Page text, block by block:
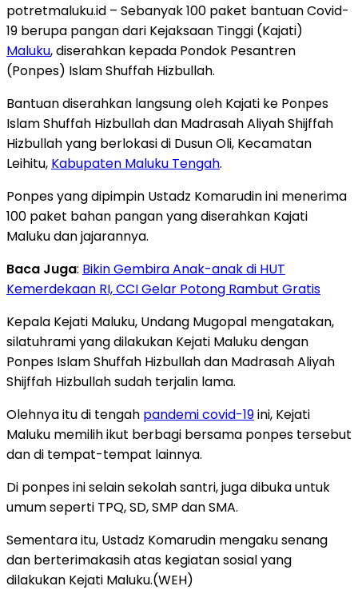
potretmaluku.id – Sebanyak 100 paket bantuan Covid-
19 berupa pangan dari Kejaksaan Tinggi (Kajati)
Maluku, diserahkan kepada Pondok Pesantren
(Ponpes) Islam Shuffah Hizbullah.
Bantuan diserahkan langsung oleh Kajati ke Ponpes
Islam Shuffah Hizbullah dan Madrasah Aliyah Shijffah
Hizbullah yang berlokasi di Dusun Oli, Kecamatan
Leihitu, Kabupaten Maluku Tengah.
Ponpes yang dipimpin Ustadz Komarudin ini menerima
100 paket bahan pangan yang diserahkan Kajati
Maluku dan jajarannya.
Baca Juga: Bikin Gembira Anak-anak di HUT
Kemerdekaan RI, CCI Gelar Potong Rambut Gratis
Kepala Kejati Maluku, Undang Mugopal mengatakan,
silatuhrami yang dilakukan Kejati Maluku dengan
Ponpes Islam Shuffah Hizbullah dan Madrasah Aliyah
Shijffah Hizbullah sudah terjalin lama.
Olehnya itu di tengah pandemi covid-19ini, Kejati
Maluku memilih ikut berbagi bersama ponpes tersebut
dan di tempat-tempat lainnya.
Di ponpes ini selain sekolah santri, juga dibuka untuk
umum seperti TPQ, SD, SMP dan SMA.
Sementara itu, Ustadz Komarudin mengaku senang
dan berterimakasih atas kegiatan sosial yang
dilakukan Kejati Maluku.(WEH)